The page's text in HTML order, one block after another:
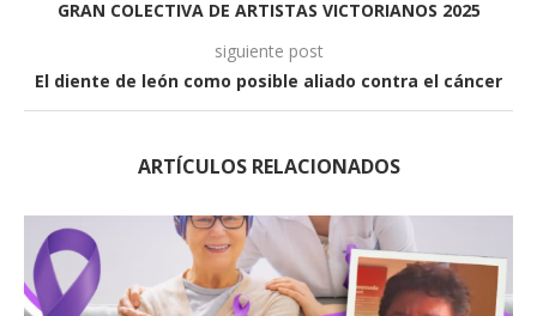
GRAN COLECTIVA DE ARTISTAS VICTORIANOS 2025
siguiente post
El diente de león como posible aliado contra el cáncer
ARTÍCULOS RELACIONADOS